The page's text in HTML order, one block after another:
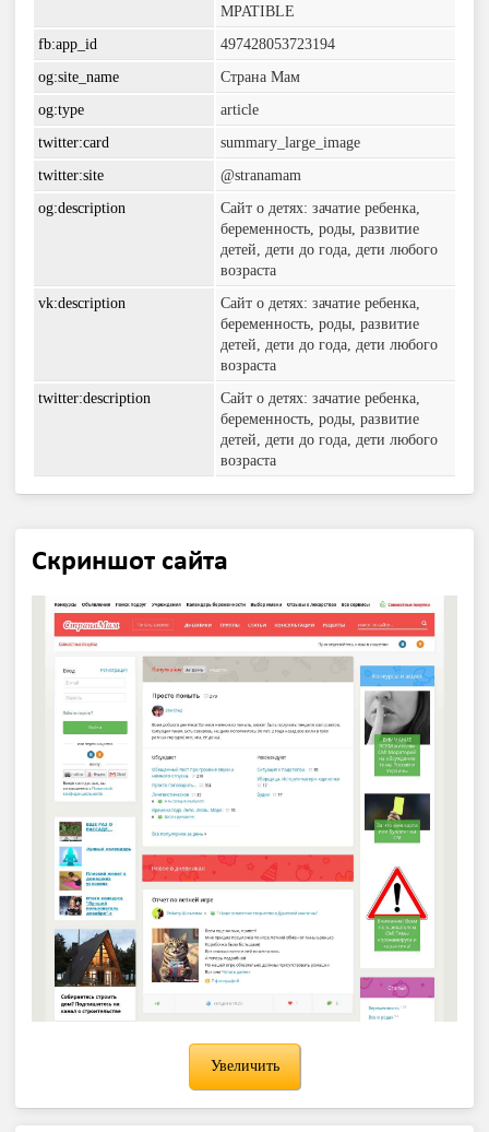
MPATIBLE
fb:app_id
497428053723194
og:site_name
Страна Мам
og:type
article
twitter:card
summary_large_image
twitter:site
@stranamam
og:description
Сайт о детях: зачатие ребенка,
беременность, роды, развитие
детей, дети до года, дети любого
возраста
vk:description
Сайт о детях: зачатие ребенка,
беременность, роды, развитие
детей, дети до года, дети любого
возраста
twitter:description
Сайт о детях: зачатие ребенка,
беременность, роды, развитие
детей, дети до года, дети любого
возраста
Скриншот сайта
Увеличить